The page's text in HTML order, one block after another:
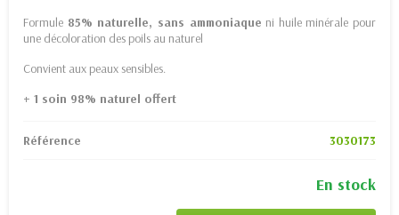
Formule 85% naturelle, sans ammoniaque ni huile minérale pour
une décoloration des poils au naturel
Convient aux peaux sensibles.
+ 1 soin 98% naturel offert
Référence 3030173
En stock